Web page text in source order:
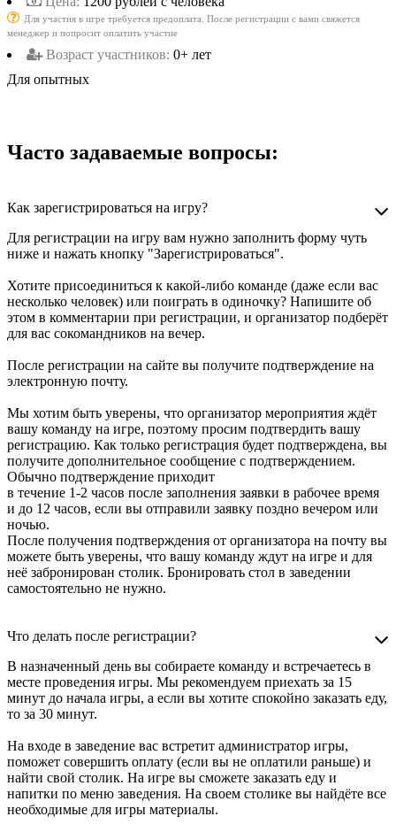
Для участия в игре требуется предоплата. После регистрации с вами свяжется
менеджер и попросит оплатить участие
Возраст участников: 0+ лет
Для опытных
Часто задаваемые вопросы:
Как зарегистрироваться на игру?
Для регистрации на игру вам нужно заполнить форму чуть
ниже и нажать кнопку "Зарегистрироваться".
Хотите присоединиться к какой-либо команде (даже если вас
несколько человек) или поиграть в одиночку? Напишите об
этом в комментарии при регистрации, и организатор подберёт
для вас сокомандников на вечер.
После регистрации на сайте вы получите подтверждение на
электронную почту.
Мы хотим быть уверены, что организатор мероприятия ждёт
вашу команду на игре, поэтому просим подтвердить вашу
регистрацию. Как только регистрация будет подтверждена, вы
получите дополнительное сообщение с подтверждением.
Обычно подтверждение приходит
в течение 1-2 часов после заполнения заявки в рабочее время
и до 12 часов, если вы отправили заявку поздно вечером или
ночью.
После получения подтверждения от организатора на почту вы
можете быть уверены, что вашу команду ждут на игре и для
неё забронирован столик. Бронировать стол в заведении
самостоятельно не нужно.
Что делать после регистрации?
В назначенный день вы собираете команду и встречаетесь в
месте проведения игры. Мы рекомендуем приехать за 15
минут до начала игры, а если вы хотите спокойно заказать еду,
то за 30 минут.
На входе в заведение вас встретит администратор игры,
поможет совершить оплату (если вы не оплатили раньше) и
найти свой столик. На игре вы сможете заказать еду и
напитки по меню заведения. На своем столике вы найдёте все
необходимые для игры материалы.